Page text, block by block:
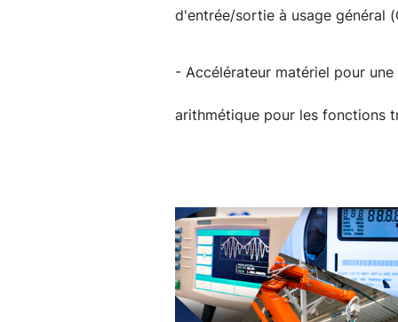
d'entrée/sortie à usage général
- Accélérateur matériel pour
arithmétique pour les fonctions